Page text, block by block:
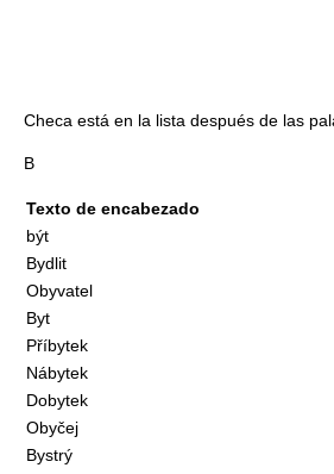
Checa está en la lista después de las
B
Texto de encabezado
být
Bydlit
Obyvatel
Byt
Příbytek
Nábytek
Dobytek
Obyčej
Bystrý